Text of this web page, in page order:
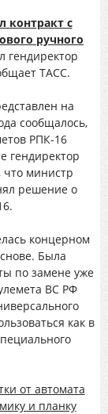
контракт с
ручного
гендиректор
ТАСС.
на
сообщалось,
РПК-16
гендиректор
что министр
решение о
концерном
Была
по замене уже
ВС РФ
как в
от автомата
и планку